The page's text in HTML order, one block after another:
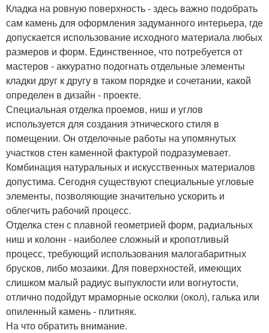
Кладка на ровную поверхность - здесь важно подобрать
сам камень для оформления задуманного интерьера, где
допускается использование исходного материала любых
размеров и форм. Единственное, что потребуется от
мастеров - аккуратно подогнать отдельные элементы
кладки друг к другу в таком порядке и сочетании, какой
определен в дизайн - проекте.
Специальная отделка проемов, ниш и углов
используется для создания этнического стиля в
помещении. Он отделочные работы на упомянутых
участков стен каменной фактурой подразумевает.
Комбинация натуральных и искусственных материалов
допустима. Сегодня существуют специальные угловые
элементы, позволяющие значительно ускорить и
облегчить рабочий процесс.
Отделка стен с плавной геометрией форм, радиальных
ниш и колонн - наиболее сложный и кропотливый
процесс, требующий использования малогабаритных
брусков, либо мозаики. Для поверхностей, имеющих
слишком малый радиус выпуклости или вогнутости,
отлично подойдут мраморные осколки (окол), галька или
опиленный камень - плитняк.
На что обратить внимание.